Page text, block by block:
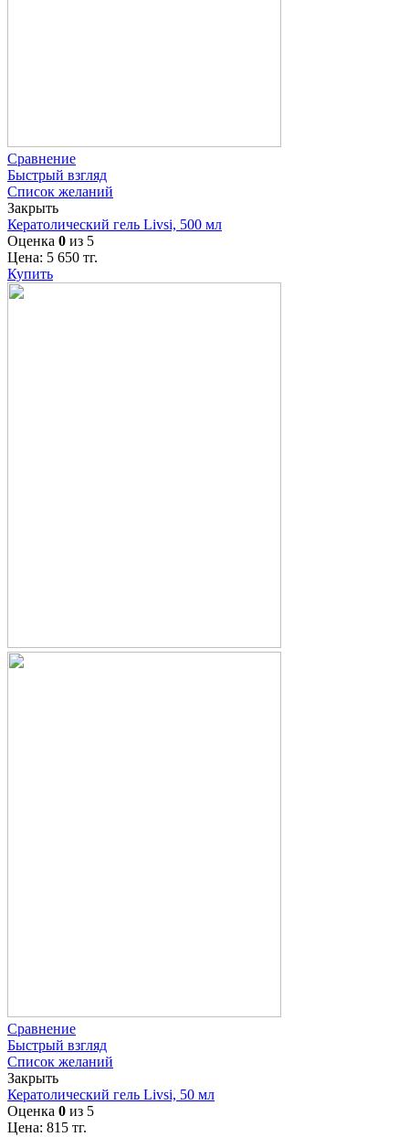
Сравнение
Быстрый взгляд
Список желаний
Закрыть
Кератолический гель Livsi, 500 мл
Оценка 0 из 5
Цена: 5 650 тг.
Купить
Сравнение
Быстрый взгляд
Список желаний
Закрыть
Кератолический гель Livsi, 50 мл
Оценка 0 из 5
Цена: 815 тг.